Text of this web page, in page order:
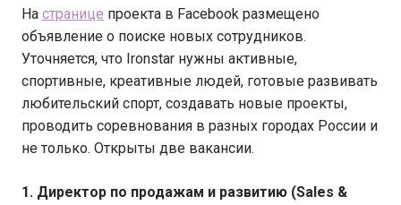
На странице проекта в Facebook размещено
объявление о поиске новых сотрудников.
Уточняется, что Ironstar нужны активные,
спортивные, креативные людей, готовые развивать
любительский спорт, создавать новые проекты,
проводить соревнования в разных городах России и
не только. Открыты две вакансии.
1. Директор по продажам и развитию (Sales &